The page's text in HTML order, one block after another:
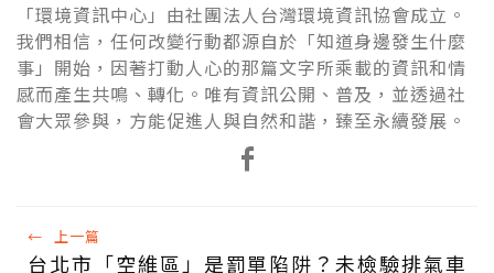
「環境資訊中心」由社團法人台灣環境資訊協會成立。
我們相信，任何改變行動都源自於「知道身邊發生什麼
事」開始，因著打動人心的那篇文字所乘載的資訊和情
感而產生共鳴、轉化。唯有資訊公開、普及，並透過社
會大眾參與，方能促進人與自然和諧，臻至永續發展。
← 上一篇
台北市「空維區」是罰單陷阱？未檢驗排氣車